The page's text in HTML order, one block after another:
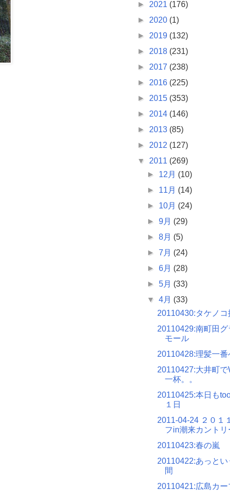
► 2021 (176)
► 2020 (1)
► 2019 (132)
► 2018 (231)
► 2017 (238)
► 2016 (225)
► 2015 (353)
► 2014 (146)
► 2013 (85)
► 2012 (127)
▼ 2011 (269)
► 12月 (10)
► 11月 (14)
► 10月 (24)
►9月 (29)
►8月 (5)
►7月 (24)
►6月 (28)
►5月 (33)
▼4月 (33)
20110430:タケノコ
20110429:南町田
モール
20110428:理髪一番
20110427:大井町
一杯。。
20110425:本日も
１日
2011-04-24 ２０１
フin潮来カントリ
20110423:春の嵐
20110422:あっと
間
20110421:広島カ